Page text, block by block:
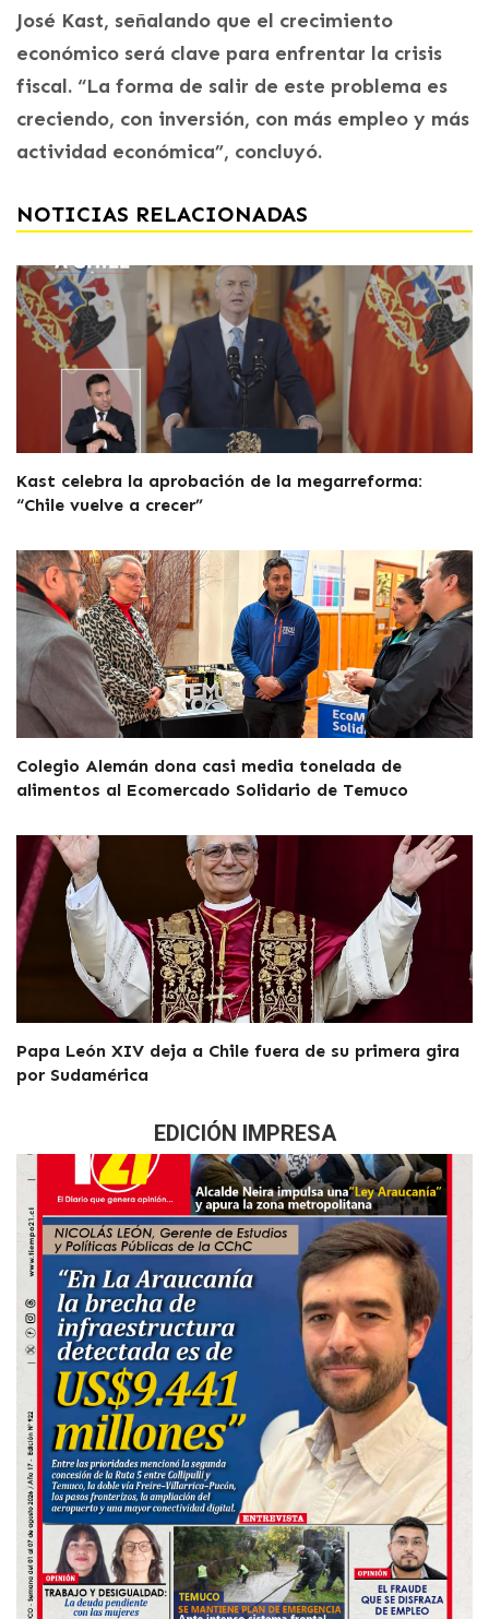
José Kast, señalando que el crecimiento
económico será clave para enfrentar la crisis
fiscal. “La forma de salir de este problema es
creciendo, con inversión, con más empleo y más
actividad económica”, concluyó.
NOTICIAS RELACIONADAS
Kast celebra la aprobación de la megarreforma:
“Chile vuelve a crecer”
Colegio Alemán dona casi media tonelada de
alimentos al Ecomercado Solidario de Temuco
Papa León XIV deja a Chile fuera de su primera gira
por Sudamérica
EDICIÓN IMPRESA